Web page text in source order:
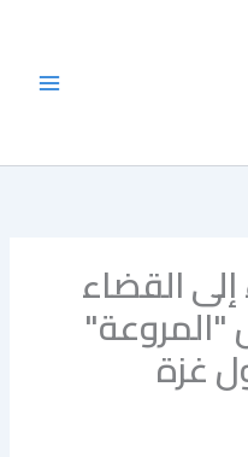
القضاء
"المروعة"
غزة